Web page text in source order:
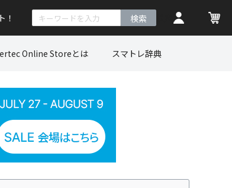
！
Online Storeとは スマトレ辞典